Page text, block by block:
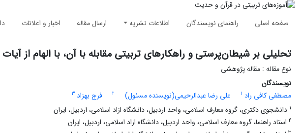
صفحه اصلی راهنمای نویسندگان اطلاعات نشریه ارسال مقاله اخبار و اعلانات
تحلیلی بر شیطان‌پرستی و راهکارهای تربیتی مقابله با آن، با الهام از آیات
نوع مقاله : مقاله پژوهشی
نویسندگان
مصطفی کافی راد 1 علی رضا عبدالرحیمی(نویسنده مسئول) 2 فرج بهزاد 3
1 دانشجوی دکتری، گروه معارف اسلامی، واحد اردبیل، دانشگاه ازاد اسلامی، اردبیل، ایران
2 استاد راهنما، گروه معارف اسلامی، واحد اردبیل، دانشگاه ازاد اسلامی، اردبیل، ایران